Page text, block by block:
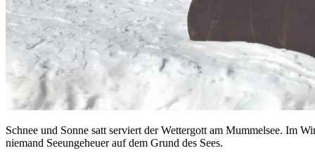
Schnee und Sonne satt serviert der Wettergott am Mummelsee. Im
niemand Seeungeheuer auf dem Grund des Sees.